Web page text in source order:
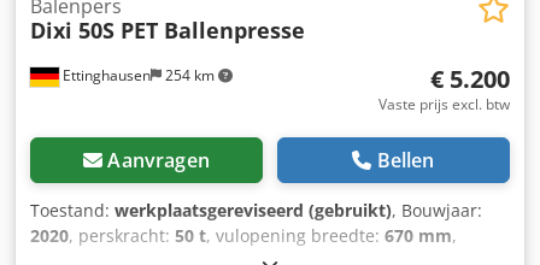
Ettinghausen 254 km
Balenpers
Dixi 50S PET Ballenpresse
€ 5.200
Vaste prijs excl. btw
Aanvragen Bellen
Toestand: werkplaatsgereviseerd (gebruikt), Bouwjaar:
2020, perskracht: 50 t, vulopening breedte: 670 mm,